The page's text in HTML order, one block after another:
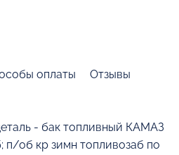
оплаты
Отзывы
- бак топливный КАМАЗ
п/об кр зимн топливозаб по